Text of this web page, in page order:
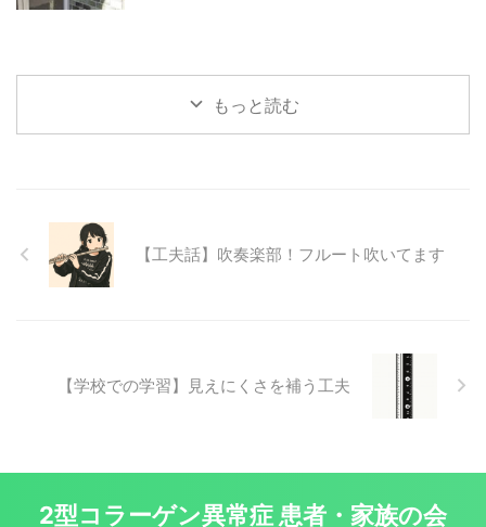
もっと読む
【工夫話】吹奏楽部！フルート吹いてます
【学校での学習】見えにくさを補う工夫
2型コラーゲン異常症 患者・家族の会